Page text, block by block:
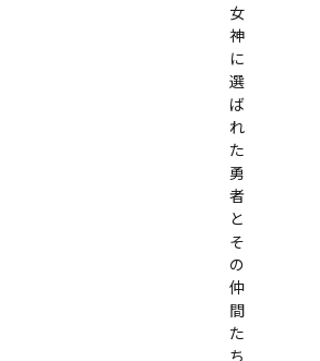
女
神
に
選
ば
れ
た
勇
者
と
そ
の
仲
間
た
ち